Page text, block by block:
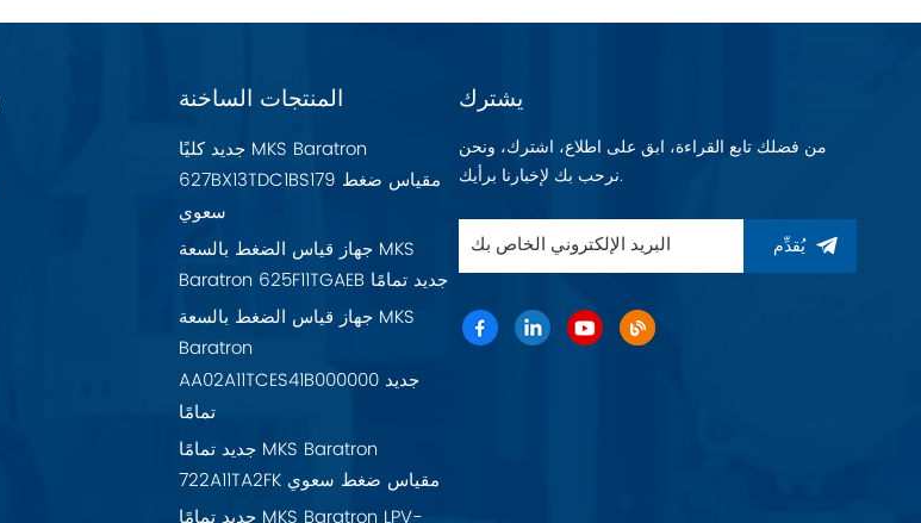
المنتجات الساخنة
جديد كليًا MKS Baratron
627BX13TDC1BS179 مقياس ضغط
سعوي
جهاز قياس الضغط بالسعة MKS
Baratron 625F11TGAEB جديد تمامًا
جهاز قياس الضغط بالسعة MKS
Baratron
AA02A11TCES41B000000 جديد
تمامًا
جديد تمامًا MKS Baratron
722A11TA2FK مقياس ضغط سعوي
يشترك
من فضلك تابع القراءة، ابق على اطلاع، اشترك، ونحن
نرحب بك لإخبارنا برأيك.
يُقدِّم